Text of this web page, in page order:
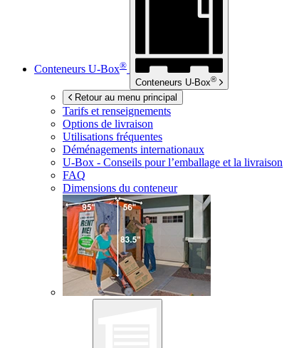
Conteneurs U-Box®
Conteneurs U-Box®
Retour au menu principal
Tarifs et renseignements
Options de livraison
Utilisations fréquentes
Déménagements internationaux
U-Box - Conseils pour l’emballage et la livraison
FAQ
Dimensions du conteneur